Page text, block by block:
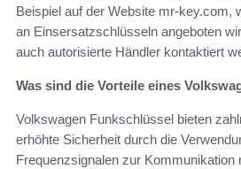
Beispiel auf der Website mr-key.com,
an Einsersatzschlüsseln angeboten
auch autorisierte Händler kontaktiert
Was sind die Vorteile eines
Volkswagen Funkschlüssel bieten
erhöhte Sicherheit durch die
Frequenzsignalen zur Kommunikation